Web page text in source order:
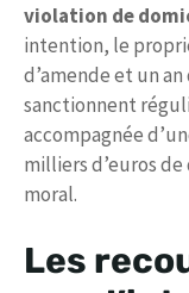
violation de
intention, le
d’amende et un
sanctionnent
accompagnée
milliers d’euros
moral.
Les